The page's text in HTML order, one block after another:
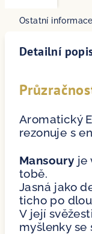
Ostatní informace
Detailní
Aromatický
rezonuje s
Mansoury je
tobě.
Jasná jako
ticho po
V její
myšlenky se